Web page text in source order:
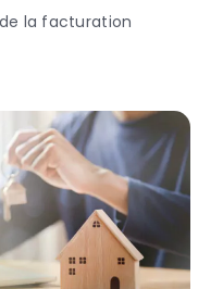
la facturation